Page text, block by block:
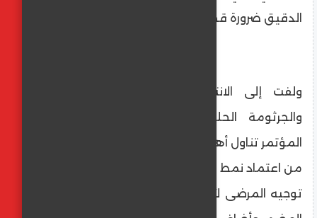
الدقيق ضرورة قصوى.
ولفت إلى الانتشار الواسع لارتجاع المريء
والجرثومة الحلزونية في مصر، مؤكدًا أن
المؤتمر تناول أهمية دمج التغذية العلاجية بدلًا
من اعتماد نمط المنع الكامل للطعام، من خلال
توجيه المرضى لأطعمة تقلل الالتهاب وتحسن